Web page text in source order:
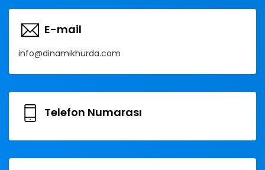
E-mail
info@dinamikhurda.com
Telefon Numarası